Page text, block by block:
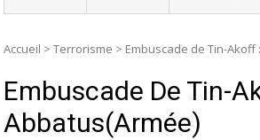
Accueil > Terrorisme > Embuscade de Tin-
Embuscade De Tin-
Abbatus(armée)